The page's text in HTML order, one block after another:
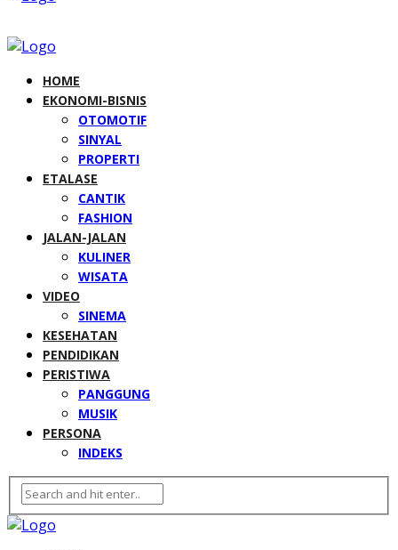
HOME
EKONOMI-BISNIS
OTOMOTIF
SINYAL
PROPERTI
ETALASE
CANTIK
FASHION
JALAN-JALAN
KULINER
WISATA
VIDEO
SINEMA
KESEHATAN
PENDIDIKAN
PERISTIWA
PANGGUNG
MUSIK
PERSONA
INDEKS